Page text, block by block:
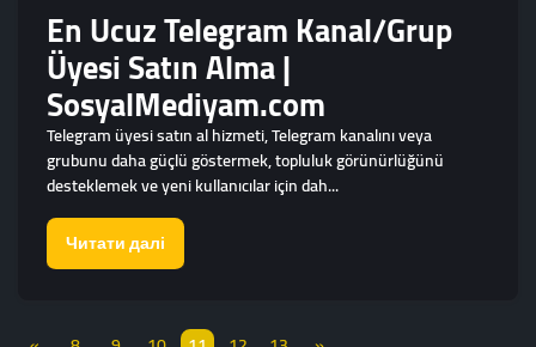
En Ucuz Telegram Kanal/Grup
Üyesi Satın Alma |
SosyalMediyam.com
Telegram üyesi satın al hizmeti, Telegram kanalını veya
grubunu daha güçlü göstermek, topluluk görünürlüğünü
desteklemek ve yeni kullanıcılar için dah...
Читати далі